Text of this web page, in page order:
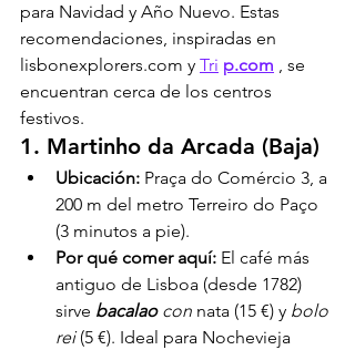
para Navidad y Año Nuevo. Estas
recomendaciones, inspiradas en
lisbonexplorers.com y Tri p.com , se
encuentran cerca de los centros
festivos.
1. Martinho da Arcada (Baja)
Ubicación: Praça do Comércio 3, a
200 m del metro Terreiro do Paço
(3 minutos a pie).
Por qué comer aquí: El café más
antiguo de Lisboa (desde 1782)
sirve bacalao con nata (15 €) y bolo
rei (5 €). Ideal para Nochevieja